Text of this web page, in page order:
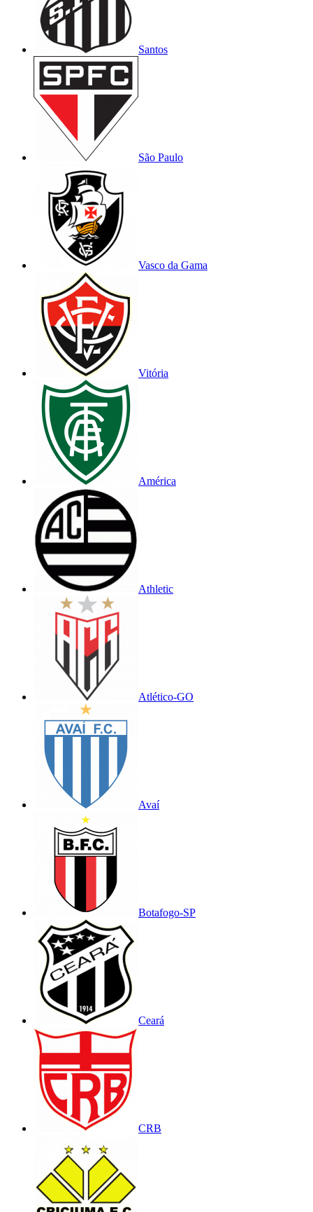
Santos
São Paulo
Vasco da Gama
Vitória
América
Athletic
Atlético-GO
Avaí
Botafogo-SP
Ceará
CRB